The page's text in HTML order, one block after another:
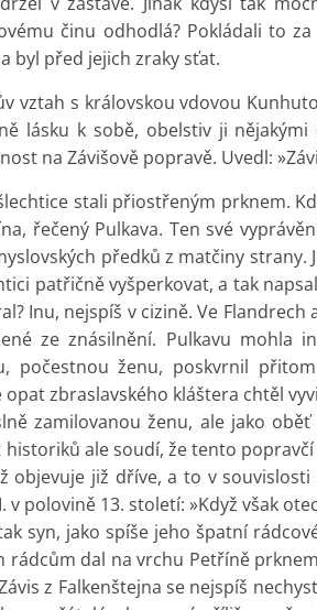
činu odhodlá? Pokládali to
byl před jejich zraky sťat.
vztah s královskou vdovou
lásku k sobě, obelstiv ji nějakými
na Závišově popravě. Uvedl:
stali přiostřeným prknem.
řečený Pulkava. Ten své
předků z matčiny strany.
patřičně vyšperkovat, a tak
Inu, nejspíš v cizině. Ve
ze znásilnění. Pulkavu mohla
počestnou ženu, poskvrnil
zbraslavského kláštera chtěl
zamilovanou ženu, ale jako oběť
ale soudí, že tento
objevuje již dříve, a to v
v polovině 13. století: »Když však
syn, jako spíše jeho špatní
rádcům dal na vrchu Petříně
z Falkenštejna se nejspíš